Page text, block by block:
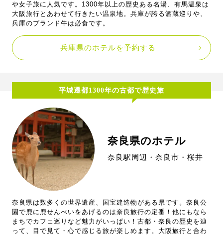
や女子旅に人気です。1300年以上の歴史ある名湯、有馬温泉は
大阪旅行とあわせて行きたい温泉地。兵庫が誇る酒蔵巡りや、
兵庫のブランド牛は必食です。
兵庫県のホテルを予約する
平城遷都1300年の古都で歴史旅
奈良県のホテル
奈良駅周辺・奈良市・桜井
奈良県は数多くの世界遺産、国宝建造物がある県です。奈良公
園で鹿に鹿せんべいをあげるのは奈良旅行の定番！他にもなら
まちでカフェ巡りなど魅力がいっぱい！古都・奈良の歴史を辿
って、目で見て・心で感じる旅が楽しめます。大阪旅行と合わ